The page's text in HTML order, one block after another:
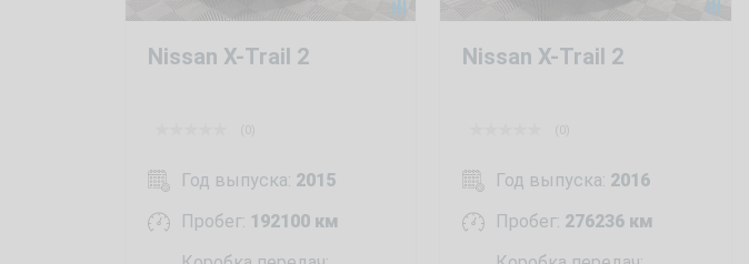
Nissan X-Trail 2
Год выпуска: 2015
Пробег: 192100 км
Nissan X-Trail 2
Год выпуска: 2016
Пробег: 276236 км